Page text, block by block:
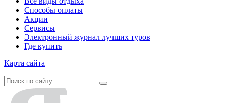
Способы оплаты
Акции
Сервисы
Электронный журнал лучших туров
Где купить
Карта сайта